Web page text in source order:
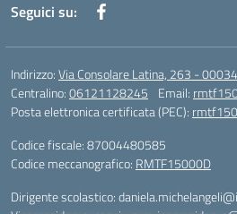
Seguici su:
Indirizzo:Via Consolare Latina, 263 -
Centralino:06121128245 Email:
Posta elettronica certificata (PEC):
Codice fiscale: 87004480585
Codice meccanografico: RMTF15000D
Dirigente scolastico: